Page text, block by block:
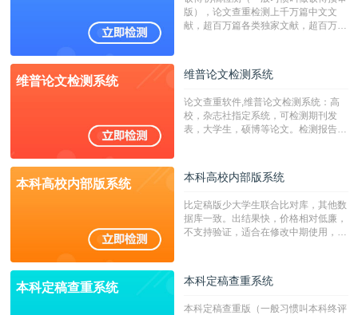
版），论文查重检测上千万篇中文文
献，超百万篇各类独家文献，超百万港
校用来检测硕博论文的系统，检测范围
广，数据来源真实，检测算法合理!本
字符数30万）
维普论文检测系统 维普论文检测系统
论文查重软件,维普论文检测系统：高
校，杂志社指定系统，可检测期刊发
表，大学生，硕博等论文。检测报告支
本科高校内部版系统 本科高校内部版系统
比定稿版少大学生联合比对库，其他数
据库一致。出结果快，价格相对低廉，
不支持验证，适合在修改中期使用，定
本科定稿查重系统 本科定稿查重系统
本科定稿查重版（一般习惯叫本科终评